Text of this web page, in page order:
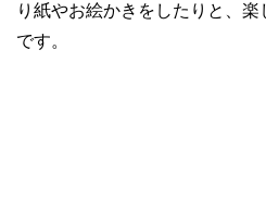
り紙やお絵かきをしたりと、
です。